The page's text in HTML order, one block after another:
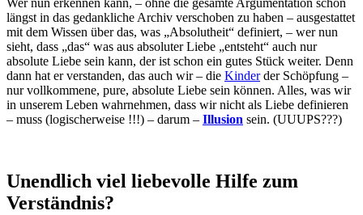
Wer nun erkennen kann, – ohne die gesamte Argumentation schon
längst in das gedankliche Archiv verschoben zu haben – ausgestattet
mit dem Wissen über das, was „Absolutheit“ definiert, – wer nun
sieht, dass „das“ was aus absoluter Liebe „entsteht“ auch nur
absolute Liebe sein kann, der ist schon ein gutes Stück weiter. Denn
dann hat er verstanden, das auch wir – die Kinderder Schöpfung –
nur vollkommene, pure, absolute Liebe sein können. Alles, was wir
in unserem Leben wahrnehmen, dass wir nicht als Liebe definieren
– muss (logischerweise !!!) – darum – Illusion sein. (UUUPS???)
Unendlich viel liebevolle Hilfe zum
Verständnis?